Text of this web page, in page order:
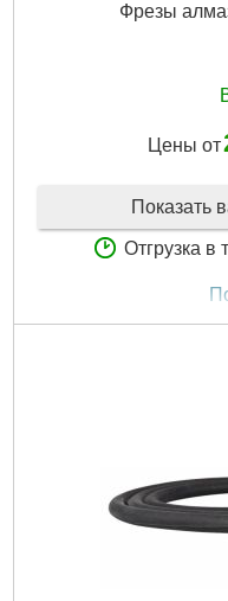
Фрезы
Цены от
Показать
Отгрузка в